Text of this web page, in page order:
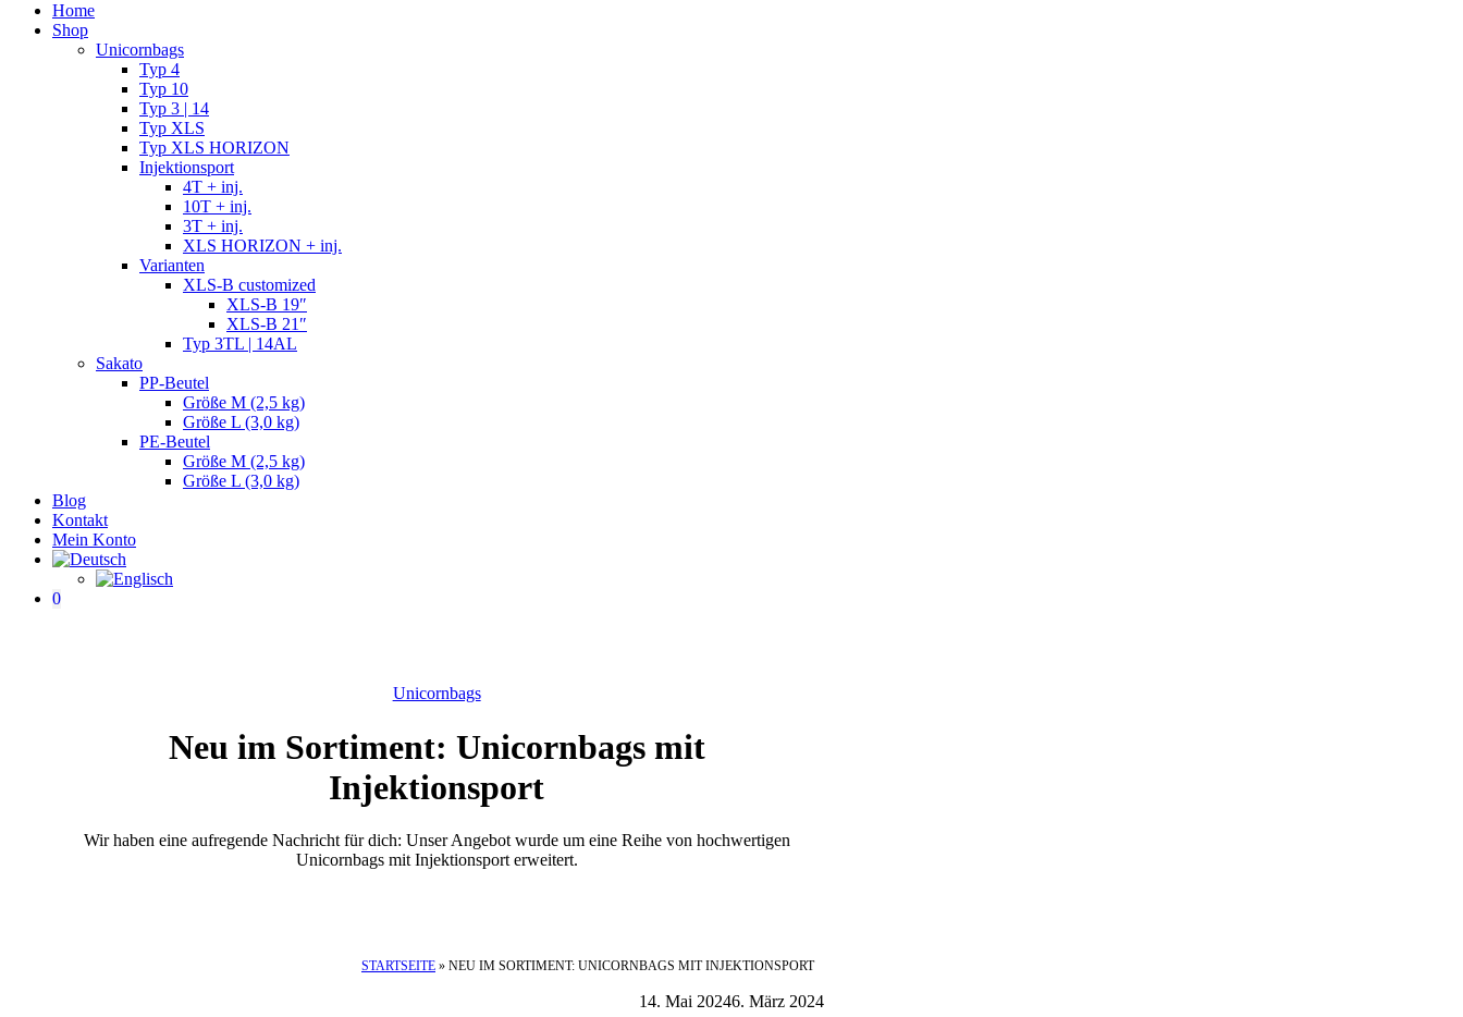
Home
Shop
Unicornbags
Typ 4
Typ 10
Typ 3 | 14
Typ XLS
Typ XLS HORIZON
Injektionsport
4T + inj.
10T + inj.
3T + inj.
XLS HORIZON + inj.
Varianten
XLS-B customized
XLS-B 19″
XLS-B 21″
Typ 3TL | 14AL
Sakato
PP-Beutel
Größe M (2,5 kg)
Größe L (3,0 kg)
PE-Beutel
Größe M (2,5 kg)
Größe L (3,0 kg)
Blog
Kontakt
Mein Konto
0
Unicornbags
Neu im Sortiment: Unicornbags mit
Injektionsport
Wir haben eine aufregende Nachricht für dich: Unser Angebot wurde um eine Reihe von hochwertigen
Unicornbags mit Injektionsport erweitert.
STARTSEITE » NEU IM SORTIMENT: UNICORNBAGS MIT INJEKTIONSPORT
14. Mai 20246. März 2024